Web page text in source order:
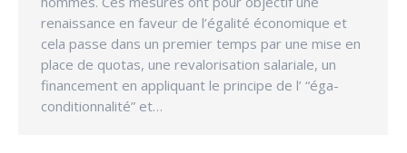
renaissance en faveur de l’égalité économique et
cela passe dans un premier temps par une mise en
place de quotas, une revalorisation salariale, un
financement en appliquant le principe de l’ “éga-
conditionnalité” et…